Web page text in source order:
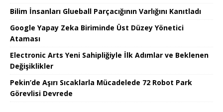
Bilim İnsanları Glueball Parçacığının Varlığını Kanıtladı
Google Yapay Zeka Biriminde Üst Düzey Yönetici
Ataması
Electronic Arts Yeni Sahipliğiyle İlk Adımlar ve Beklenen
Değişiklikler
Pekin’de Aşırı Sıcaklarla Mücadelede 72 Robot Park
Görevlisi Devrede